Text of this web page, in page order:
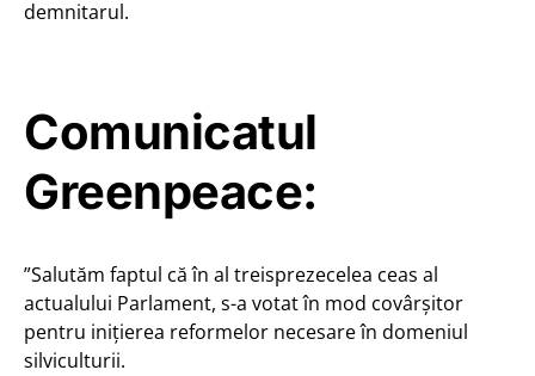
demnitarul.
Comunicatul
Greenpeace:
”Salutăm faptul că în al treisprezecelea ceas al
actualului Parlament, s-a votat în mod covârșitor
pentru inițierea reformelor necesare în domeniul
silviculturii.